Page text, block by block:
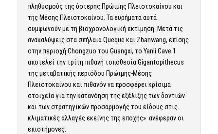
πληθυσμούς της ύστερης Πρώιμης Πλειστοκαίνου και
της Μέσης Πλειστοκαίνου. Τα ευρήματα αυτά
συμφωνούν με τη βιοχρονολογική εκτίμηση. Μετά τις
ανακαλύψεις στα σπήλαια Queque και Zhanwang, επίσης
στην περιοχή Chongzuo του Guangxi, το Yanli Cave 1
αποτελεί την τρίτη πιθανή τοποθεσία Gigantopithecus
της μεταβατικής περιόδου Πρώιμης-Μέσης
Πλειστοκαίνου και πιθανόν να προσφέρει κρίσιμα
στοιχεία για την κατανόηση της εξέλιξης των δοντιών
και των στρατηγικών προσαρμογής του είδους στις
κλιματικές αλλαγές εκείνης της εποχής» ανέφεραν οι
επιστήμονες.